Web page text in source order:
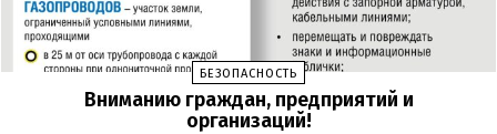
БЕЗОПАСНОСТЬ
Вниманию граждан, предприятий и
организаций!